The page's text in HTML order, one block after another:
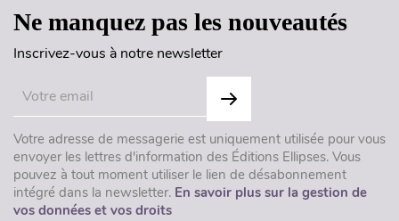
Ne manquez pas les nouveautés
Inscrivez-vous à notre newsletter
Votre adresse de messagerie est uniquement utilisée pour vous
envoyer les lettres d'information des Éditions Ellipses. Vous
pouvez à tout moment utiliser le lien de désabonnement
intégré dans la newsletter. En savoir plus sur la gestion de
vos données et vos droits